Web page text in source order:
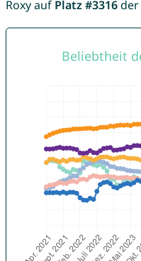
Roxy auf Platz #3316der